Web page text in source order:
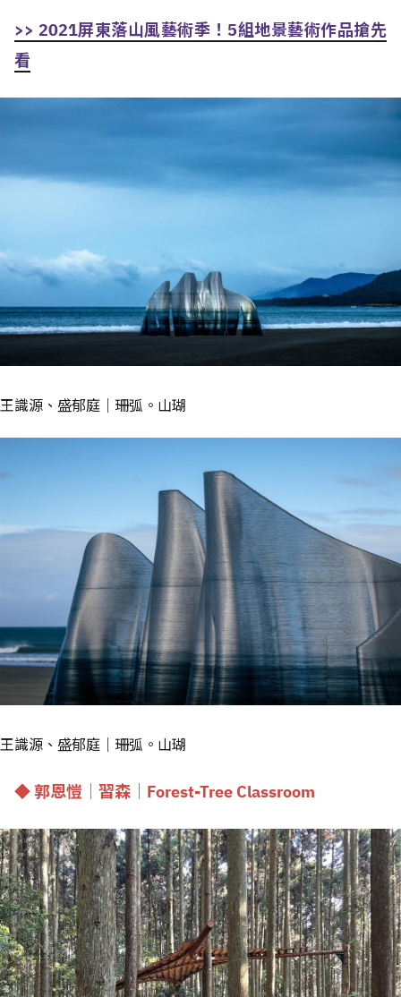
>> 2021屏東落山風藝術季！5組地景藝術作品搶先
看
王識源、盛郁庭｜珊弧。山瑚
王識源、盛郁庭｜珊弧。山瑚
◆ 郭恩愷｜習森｜Forest-Tree Classroom